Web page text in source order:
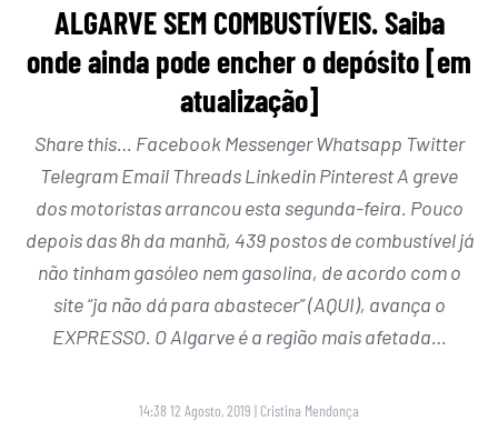
ALGARVE SEM COMBUSTÍVEIS. Saiba
onde ainda pode encher o depósito [em
atualização]
Share this… Facebook Messenger Whatsapp Twitter
Telegram Email Threads Linkedin Pinterest A greve
dos motoristas arrancou esta segunda-feira. Pouco
depois das 8h da manhã, 439 postos de combustível já
não tinham gasóleo nem gasolina, de acordo com o
site “ja não dá para abastecer” (AQUI), avança o
EXPRESSO. O Algarve é a região mais afetada…
14:38 12 Agosto, 2019 | Cristina Mendonça